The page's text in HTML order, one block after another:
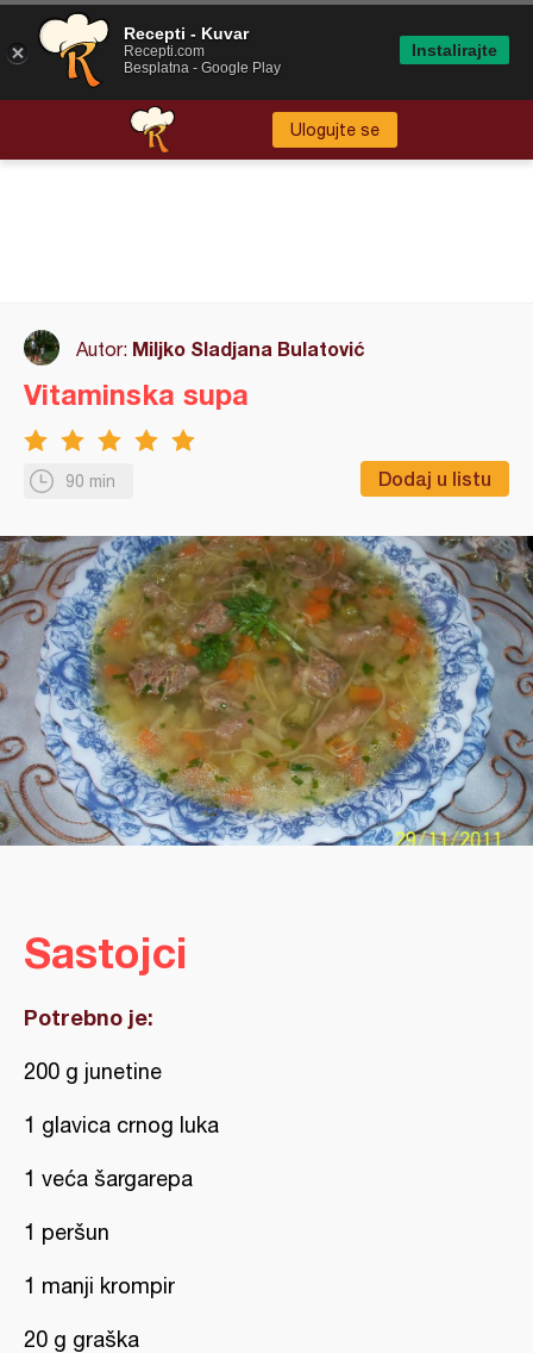
Ulogujte se
Autor: Miljko Sladjana Bulatović
90 min Dodaj u listu
Vitaminska supa
Sastojci
Potrebno je:
200 g junetine
1 glavica crnog luka
1 veća šargarepa
1 peršun
1 manji krompir
20 g graška
Recepti - Kuvar
Recepti.com
Besplatna - Google Play
Instalirajte